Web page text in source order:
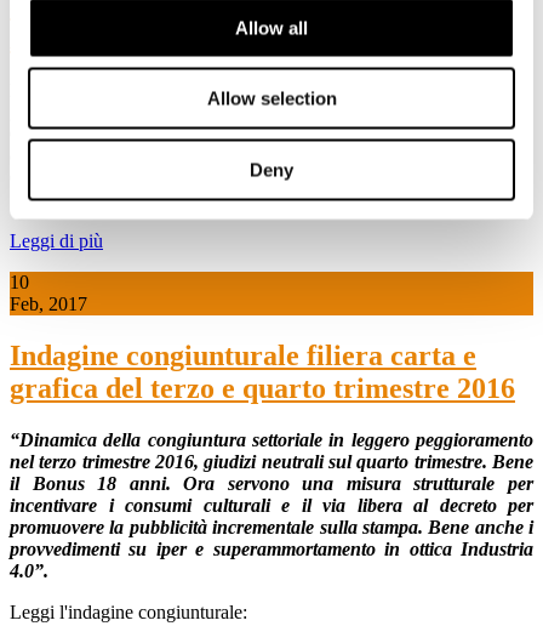
Allow all
Allow selection
Deny
Aperto 26/28 aprile 2017"
Dal 26 al 28 aprile aperti impianti in tutta Italia per scoprire come,
grazie al riciclo, una scatola torna in vita in meno di due settimane.
Cosa succede a giornali, scatole, sacchetti, imballaggi di carta e
Come vengono riciclati e riportati a nuova vita?
Leggi di più
10
Feb, 2017
Indagine congiunturale filiera carta e
grafica del terzo e quarto trimestre 2016
“Dinamica della congiuntura settoriale in leggero peggioramento
nel terzo trimestre 2016,giudizi neutrali sul quarto trimestre. Bene
il Bonus 18 anni. Ora servono una misura strutturale per
incentivare i consumi culturali e il via libera al decreto per
promuovere la pubblicità incrementale sulla stampa. Bene anche i
provvedimenti su iper e superammortamento in ottica Industria
4.0”.
Leggi l'indagine congiunturale: